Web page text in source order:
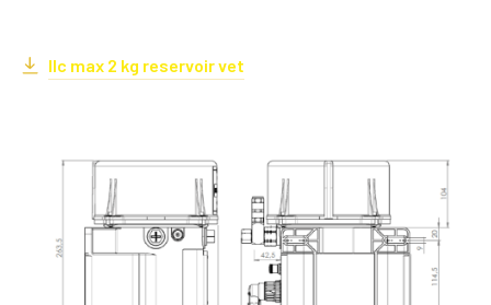
Ilc max 2 kg reservoir vet